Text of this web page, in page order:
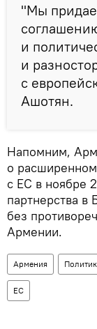
"Мы
и
и
с
Ашотян.
Напомним,
о
с ЕС в ноябре
партнерства в
без
Армении.
Армения
ЕС